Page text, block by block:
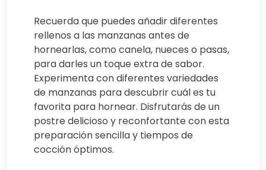
Recuerda que puedes añadir diferentes
rellenos a las manzanas antes de
hornearlas, como canela, nueces o pasas,
para darles un toque extra de sabor.
Experimenta con diferentes variedades
de manzanas para descubrir cuál es tu
favorita para hornear. Disfrutarás de un
postre delicioso y reconfortante con esta
preparación sencilla y tiempos de
cocción óptimos.